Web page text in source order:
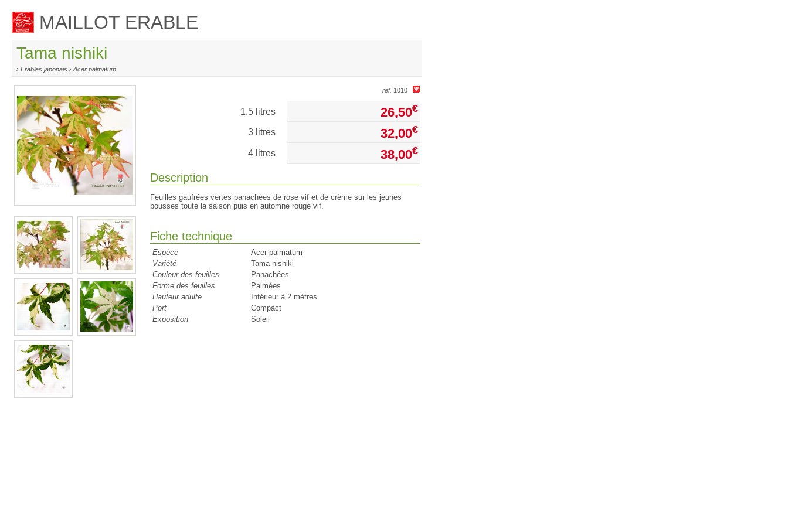
MAILLOT ERABLE
Tama nishiki
› Erables japonais › Acer palmatum
ref. 1010
1.5 litres 26,50€
3 litres 32,00€
4 litres 38,00€
Description
Feuilles gaufrées vertes panachées de rose vif et de crème sur les jeunes
pousses toute la saison puis en automne rouge vif.
Fiche technique
Espèce
Acer palmatum
Variété
Tama nishiki
Couleur des feuilles
Panachées
Forme des feuilles
Palmées
Hauteur adulte
Inférieur à 2 mètres
Port
Compact
Exposition
Soleil